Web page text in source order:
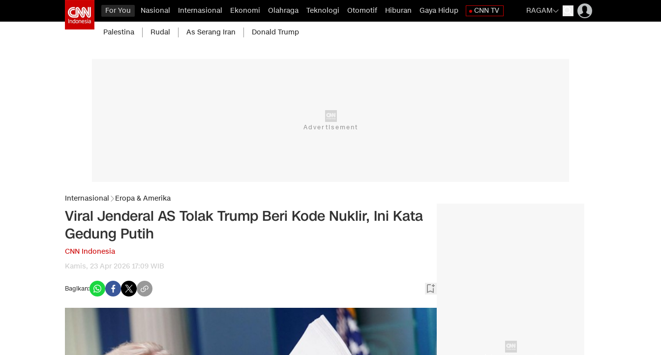
For You Nasional Internasional Ekonomi Olahraga Teknologi Otomotif Hiburan Gaya Hidup CNN TV RAGAM
Palestina Rudal As Serang Iran Donald Trump
Internasional Eropa & Amerika
Viral Jenderal AS Tolak Trump Beri Kode Nuklir, Ini Kata
Gedung Putih
CNN Indonesia
Kamis, 23 Apr 2026 17:09 WIB
Bagikan: